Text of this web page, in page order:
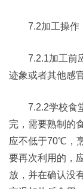
7.2加工操作
7.2.1加工前应
迹象或者其他感
7.2.2学校食堂
完，需要熟制的
应不低于70℃，
要再次利用的，
放，并在确认没